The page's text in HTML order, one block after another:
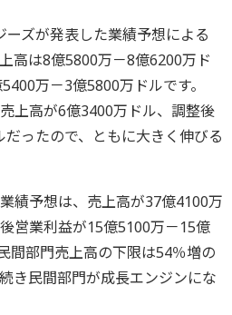
ーズが発表した業績予想による
高は8億5800万－8億6200万ド
万－3億5800万ドルです。
上高が6億3400万ドル、調整後
ったので、ともに大きく伸びる
績予想は、売上高が37億4100万
営業利益が15億5100万－15億
間部門売上高の下限は54％増の
き民間部門が成長エンジンにな